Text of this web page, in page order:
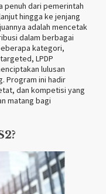
penuh dari pemerintah
hingga ke jenjang
adalah mencetak
dalam berbagai
kategori,
LPDP
lulusan
Program ini hadir
dan kompetisi yang
matang bagi